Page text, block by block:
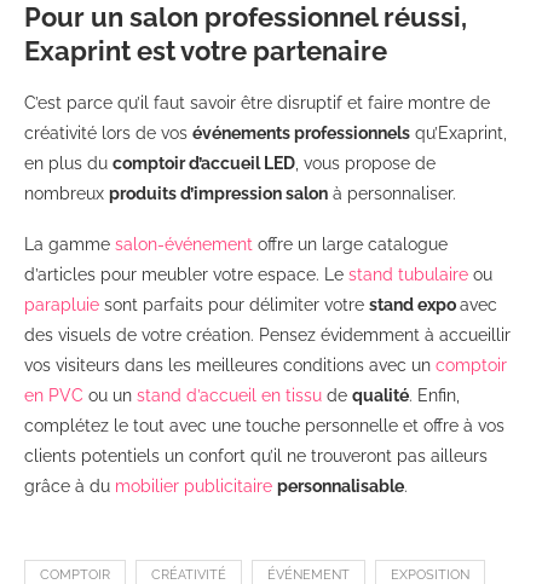
Pour un salon professionnel réussi,
Exaprint est votre partenaire
C’est parce qu’il faut savoir être disruptif et faire montre de
créativité lors de vos événements professionnels qu’Exaprint,
en plus du comptoir d’accueil LED, vous propose de
nombreux produits d’impression salon à personnaliser.
La gamme salon-événement offre un large catalogue
d’articles pour meubler votre espace. Le stand tubulaire ou
parapluie sont parfaits pour délimiter votre stand expoavec
des visuels de votre création. Pensez évidemment à accueillir
vos visiteurs dans les meilleures conditions avec un comptoir
en PVC ou un stand d’accueil en tissu de qualité. Enfin,
complétez le tout avec une touche personnelle et offre à vos
clients potentiels un confort qu’il ne trouveront pas ailleurs
grâce à du mobilier publicitaire personnalisable.
COMPTOIR CRÉATIVITÉ ÉVÉNEMENT EXPOSITION